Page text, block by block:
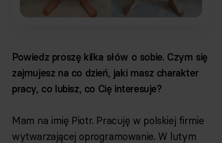
Powiedz proszę kilka słów o sobie. Czym się
zajmujesz na co dzień, jaki masz charakter
pracy, co lubisz, co Cię interesuje?
Mam na imię Piotr. Pracuję w polskiej firmie
wytwarzającej oprogramowanie. W lutym